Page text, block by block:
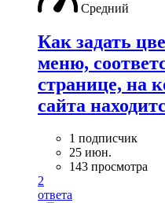
Средний
Как задать
меню,
странице, на
сайта
1 подписчик
25 июн.
143 просмотра
2
ответа